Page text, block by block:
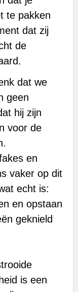
te pakken
dat zij
de
dat we
geen
hij zijn
voor de
en
vaker op dit
echt is:
en opstaan
geknield
is een